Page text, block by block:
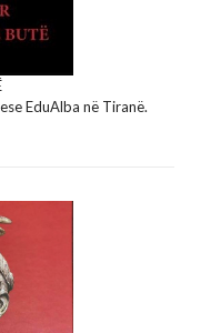
EduAlba në Tiranë.